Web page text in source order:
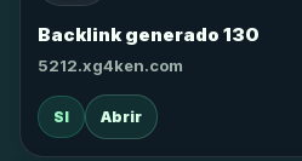
Backlink generado 130
5212.xg4ken.com
SI Abrir